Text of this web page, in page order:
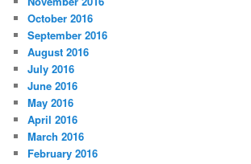
October 2016
September 2016
August 2016
July 2016
June 2016
May 2016
April 2016
March 2016
February 2016